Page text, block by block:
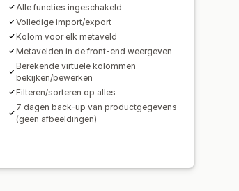
Alle functies ingeschakeld
Volledige import/export
Kolom voor elk metaveld
Metavelden in de front-end weergeven
Berekende virtuele kolommen
bekijken/bewerken
Filteren/sorteren op alles
7 dagen back-up van productgegevens
(geen afbeeldingen)